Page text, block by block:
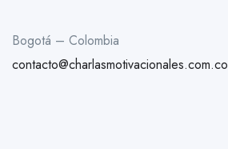
Bogotá – Colombia
contacto@charlasmotivacionales.com.co